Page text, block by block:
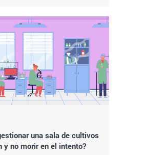
una sala de cultivos
y no morir en el intento?